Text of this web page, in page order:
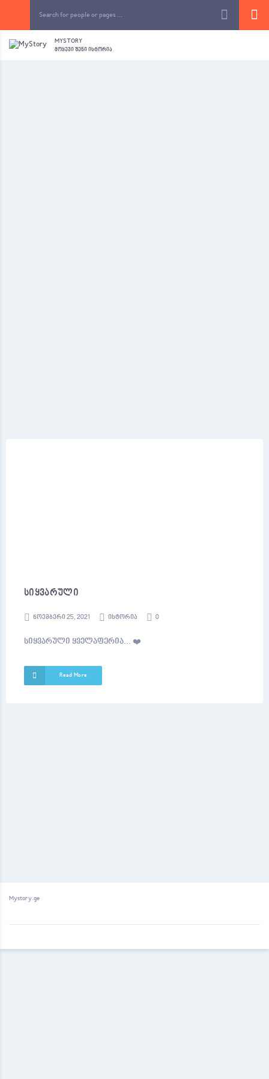
MYSTORY
ᲛᲝᲧᲔᲕᲘ ᲨᲔᲜᲘ ᲘᲡᲢᲝᲠᲘᲐ
სიყვარული
ნოემბერი 25, 2021 ისტორია 0
სიყვარული ყველაფერია... ❤️
Read More
Mystory.ge